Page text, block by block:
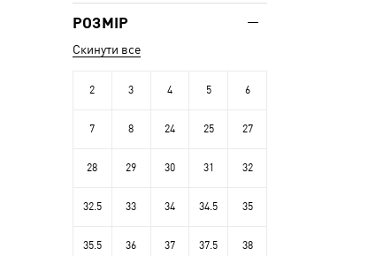
РОЗМІР
Скинути все
2 3 4 5 6
7 8 24 25 27
28 29 30 31 32
32.5 33 34 34.5 35
35.5 36 37 37.5 38